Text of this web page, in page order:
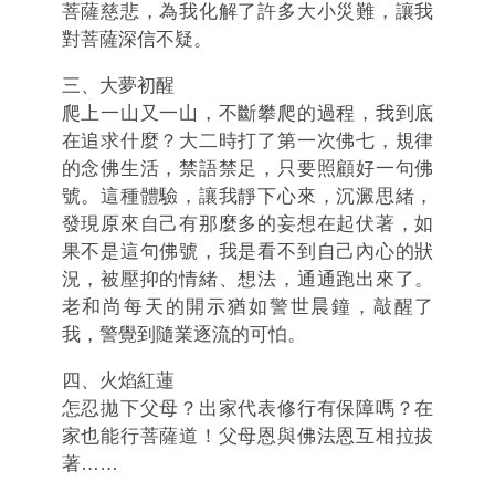
菩薩慈悲，為我化解了許多大小災難，讓我
對菩薩深信不疑。
三、大夢初醒
爬上一山又一山，不斷攀爬的過程，我到底
在追求什麼？ 大二時打了第一次佛七，規律
的念佛生活，禁語禁足，只要照顧好一句佛
號。這種體驗，讓我靜下心來，沉澱思緒，
發現原來自己有那麼多的妄想在起伏著，如
果不是這句佛號，我是看不到自己內心的狀
況，被壓抑的情緒、想法 ，通通跑出來了。
老和尚每天的開示猶如警世晨鐘，敲醒了
我，警覺到隨業逐流的可怕。
四、火焰紅蓮
怎忍拋下父母？出家代表修行有保障嗎？在
家也能行菩薩道！父母恩與佛法恩互相拉拔
著……